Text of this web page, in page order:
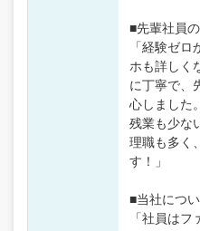
■先輩社員
「経験ゼ
ホも詳しく
に丁寧で、
心しました
残業も少な
理職も多く
す！」
■当社につ
「社員は